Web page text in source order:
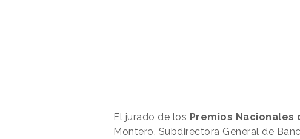
El jurado de los Premios Nacionales
Montero, Subdirectora General de